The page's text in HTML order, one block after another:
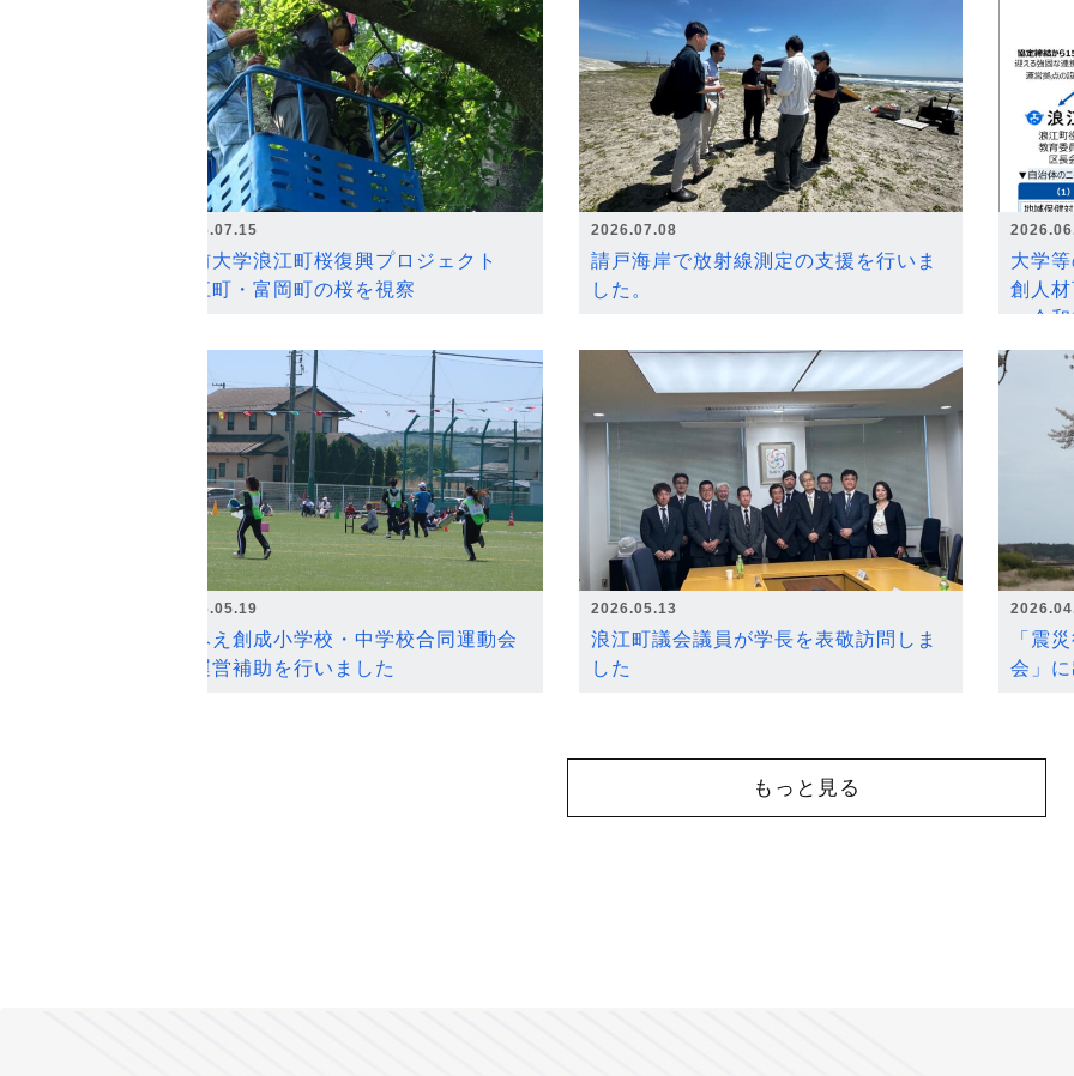
2026.07.15
弘前大学浪江町桜復興プロジェクト
浪江町・富岡町の桜を視察
2026.07.08
請戸海岸で放射線測定の支援を行いま
した。
大学
創人
～令
2026.05.19
なみえ創成小学校・中学校合同運動会
の運営補助を行いました
2026.05.13
浪江町議会議員が学長を表敬訪問しま
した
「震
会」
もっと見る